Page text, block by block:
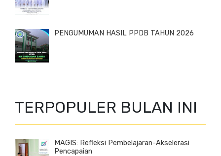
PENGUMUMAN HASIL PPDB TAHUN 2026
TERPOPULER BULAN INI
MAGIS: Refleksi Pembelajaran-Akselerasi
Pencapaian